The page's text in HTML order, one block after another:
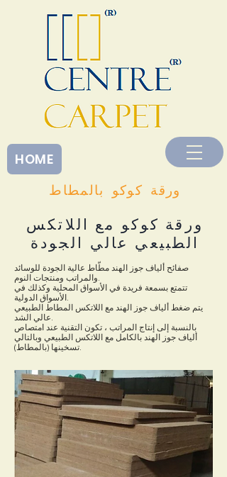
HOME
ورقة كوكو بالمطاط
ورقة كوكو مع اللاتكس
الطبيعي عالي الجودة
صفائح ألياف جوز الهند مطّاط عالية الجودة للوسائد
والمراتب ومنتجات النوم.
تتمتع بسمعة فريدة في الأسواق المحلية وكذلك في
الأسواق الدولية.
يتم ضغط ألياف جوز الهند مع اللاتكس المطاط الطبيعي
عالي الشد.
بالنسبة إلى إنتاج المراتب ، تكون التقنية عند امتصاص
ألياف جوز الهند بالكامل مع اللاتكس الطبيعي وبالتالي
تسخينها (بالمطاط).